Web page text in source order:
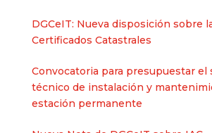
DGCeIT: Nueva disposición sobre
Certificados Catastrales
Convocatoria para presupuestar el
técnico de instalación y
estación permanente